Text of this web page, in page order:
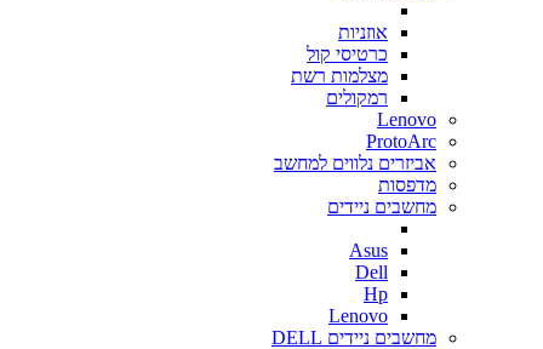
אוזניות
כרטיסי קול
מצלמות רשת
רמקולים
Lenovo
ProtoArc
אביזרים נלווים למחשב
מדפסות
מחשבים ניידים
Asus
Dell
Hp
Lenovo
מחשבים ניידים DELL